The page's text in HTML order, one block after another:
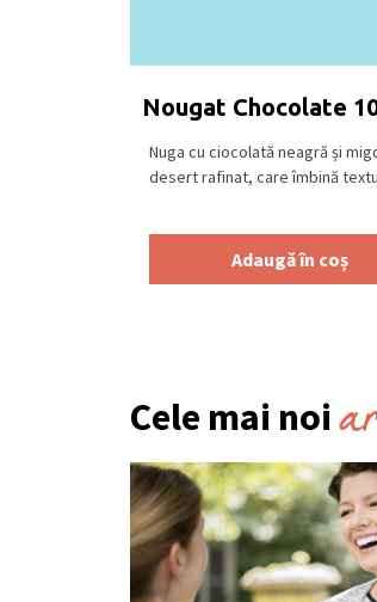
Nougat Chocolate
Nuga cu ciocolată neagră și
desert rafinat, care îmbină
Adaugă în coș
Cele mai noi